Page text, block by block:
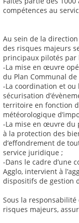
compétences au
Au sein de la
des risques majeurs
principaux pilotés par
-La mise en œuvre
du Plan Communal de
-La coordination et
sécurisation
territoire en fonction
météorologique
-La mise en œuvre du
à la protection des
d’effondrement de
service juridique ;
-Dans le cadre d’une
Agglo, intervient à
dispositifs de gestion
Sous la responsabilité
risques majeurs,